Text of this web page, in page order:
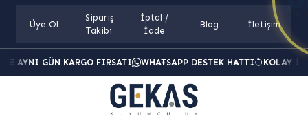
Üye Ol
Sipariş
Takibi
İptal /
İade
Blog İletişim
AYNI GÜN KARGO FIRSATI WHATSAPP DESTEK HATTI KOLAY